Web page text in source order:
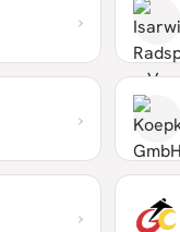
›
›
›